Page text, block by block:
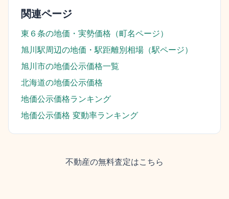
関連ページ
東６条の地価・実勢価格（町名ページ）
旭川駅周辺の地価・駅距離別相場（駅ページ）
旭川市の地価公示価格一覧
北海道の地価公示価格
地価公示価格ランキング
地価公示価格 変動率ランキング
不動産の無料査定はこちら